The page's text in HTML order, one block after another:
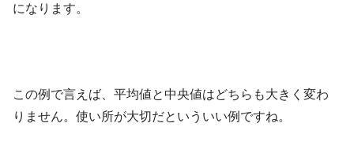
になります。
この例で言えば、平均値と中央値はどちらも大きく変わ
りません。使い所が大切だといういい例ですね。